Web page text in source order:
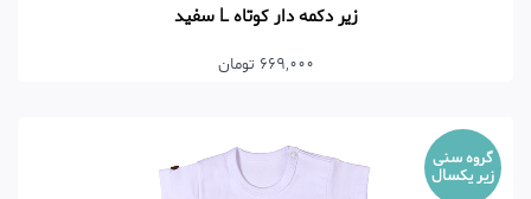
زیر دکمه دار کوتاه L سفید
669,000 تومان
گروه سنی
زیر یکسال